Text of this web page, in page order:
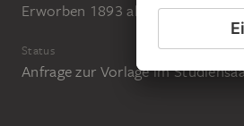
Erworben 1893 als Vermächtnis
Status
Anfrage zur Vorlage im